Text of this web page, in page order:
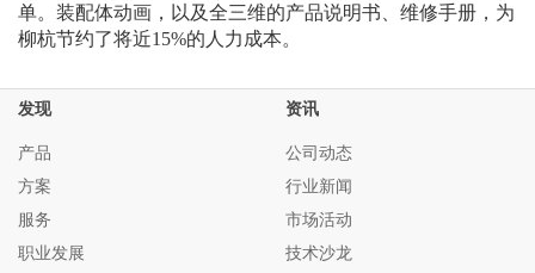
单。装配体动画，以及全三维的产品说明书、维修手册，为
柳杭节约了将近15%的人力成本。
发现
产品
方案
服务
职业发展
资讯
公司动态
行业新闻
市场活动
技术沙龙